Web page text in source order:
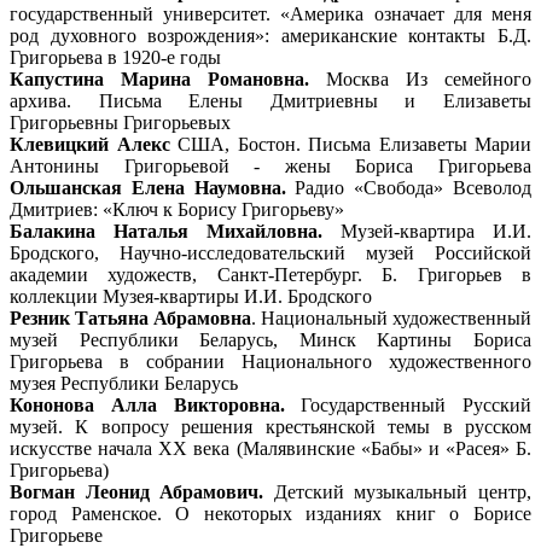
государственный университет. «Америка означает для меня
род духовного возрождения»: американские контакты Б.Д.
Григорьева в 1920-е годы
Капустина Марина Романовна. Москва Из семейного
архива. Письма Елены Дмитриевны и Елизаветы
Григорьевны Григорьевых
Клевицкий Алекс США, Бостон. Письма Елизаветы Марии
Антонины Григорьевой - жены Бориса Григорьева
Ольшанская Елена Наумовна.Радио «Свобода» Всеволод
Дмитриев: «Ключ к Борису Григорьеву»
Балакина Наталья Михайловна. Музей-квартира И.И.
Бродского, Научно-исследовательский музей Российской
академии художеств, Санкт-Петербург. Б. Григорьев в
коллекции Музея-квартиры И.И. Бродского
Резник Татьяна Абрамовна. Национальный художественный
музей Республики Беларусь, Минск Картины Бориса
Григорьева в собрании Национального художественного
музея Республики Беларусь
Кононова Алла Викторовна.Государственный Русский
музей. К вопросу решения крестьянской темы в русском
искусстве начала ХХ века (Малявинские «Бабы» и «Расея» Б.
Григорьева)
Вогман Леонид Абрамович. Детский музыкальный центр,
город Раменское. О некоторых изданиях книг о Борисе
Григорьеве